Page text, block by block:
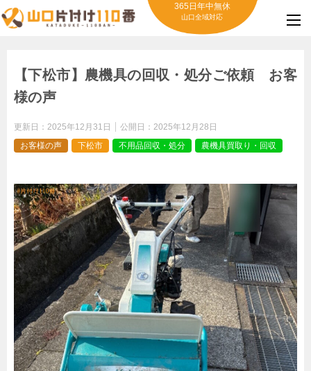
365日年中無休
山口全域対応
【下松市】農機具の回収・処分ご依頼 お客
様の声
更新日： 2025年12月31日 公開日： 2025年12月28日
お客様の声
下松市 不用品回収・処分 農機具買取り・回収